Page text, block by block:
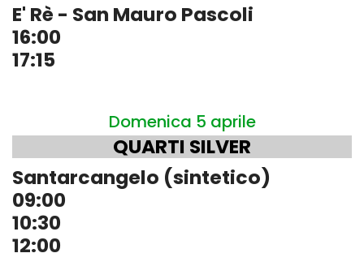
E' Rè - San Mauro Pascoli
16:00
17:15
Domenica 5 aprile
QUARTI SILVER
Santarcangelo (sintetico)
09:00
10:30
12:00